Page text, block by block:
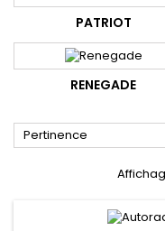
PATRIOT
RENEGADE
Pertinence